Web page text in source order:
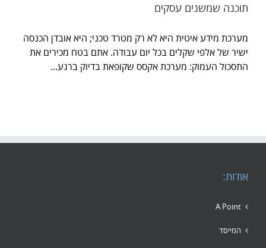
תוכנה שמשנים עסקים
מערכת מידע איטית היא לא רק מטרד טכני; היא אובדן הכנסה
ישיר של אלפי שקלים בכל יום עבודה. אתם בטח מכירים את
התסכול העמוק: מערכת אקסס שקופאת בדיוק ברגע...
אודות:
A Point
המייסד